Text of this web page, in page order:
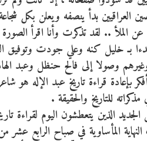
العراقيين بدأ ينصفه ويعلن بكل
الملأ .. لقد تذكرت وأنا اقرأ
بدءا بـ خليل كنه وعلي جودت وتوفيق
وصولا إلى فالح حنظل وعبد
قراءة تاريخ عبد الإله هو
للتاريخ والحقيقة .
الجديد الذين يتعطشون اليوم لقراءة